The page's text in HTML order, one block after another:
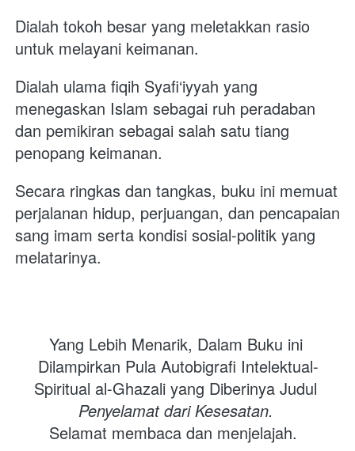
Dialah tokoh besar yang meletakkan rasio
untuk melayani keimanan.
Dialah ulama fiqih Syafi‘iyyah yang
menegaskan Islam sebagai ruh peradaban
dan pemikiran sebagai salah satu tiang
penopang keimanan.
Secara ringkas dan tangkas, buku ini memuat
perjalanan hidup, perjuangan, dan pencapaian
sang imam serta kondisi sosial-politik yang
melatarinya.
Yang Lebih Menarik, Dalam Buku ini
Dilampirkan Pula Autobigrafi Intelektual-
Spiritual al-Ghazali yang Diberinya Judul
Penyelamat dari Kesesatan.
Selamat membaca dan menjelajah.